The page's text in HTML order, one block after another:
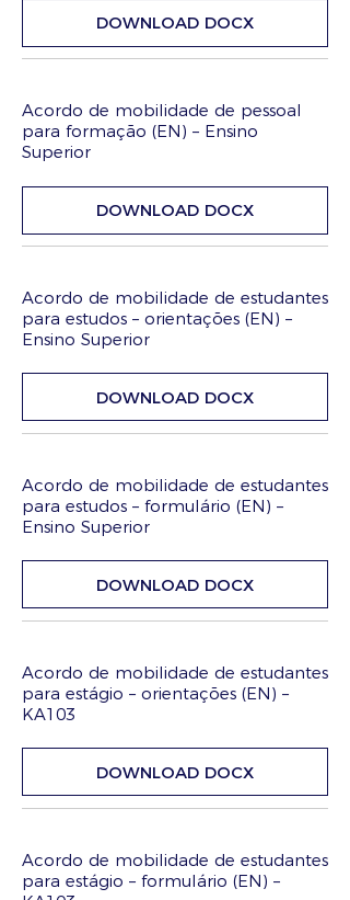
DOWNLOAD DOCX
Acordo de mobilidade de pessoal
para formação (EN) – Ensino
Superior
DOWNLOAD DOCX
Acordo de mobilidade de estudantes
para estudos – orientações (EN) –
Ensino Superior
DOWNLOAD DOCX
Acordo de mobilidade de estudantes
para estudos – formulário (EN) –
Ensino Superior
DOWNLOAD DOCX
Acordo de mobilidade de estudantes
para estágio – orientações (EN) –
KA103
DOWNLOAD DOCX
Acordo de mobilidade de estudantes
para estágio – formulário (EN) –